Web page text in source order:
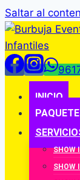
Saltar al
INICIO
SHOW
SHOW